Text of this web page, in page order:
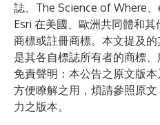
誌、The Science of Where
Esri 在美國、歐洲共同體和
商標或註冊商標。本文提及
是其各自標誌所有者的商標、
免責聲明：本公告之原文版
方便瞭解之用，煩請參照原
力之版本。